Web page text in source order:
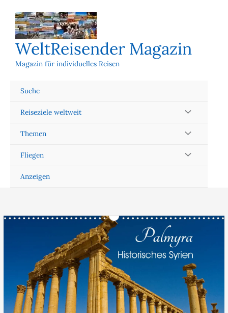
Inhalt
springen
WeltReisender Magazin
Magazin für individuelles Reisen
Suche
Reiseziele weltweit
Themen
Fliegen
Anzeigen